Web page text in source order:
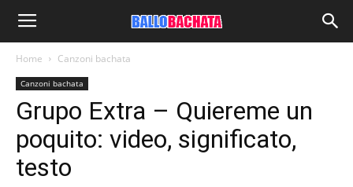
Home Canzoni bachata
Canzoni bachata
Grupo Extra – Quiereme un
poquito: video, significato,
testo